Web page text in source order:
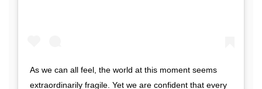
As we can all feel, the world at this moment seems
extraordinarily fragile. Yet we are confident that every